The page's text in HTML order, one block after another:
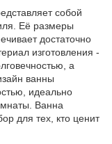
собой
Её размеры
достаточно
изготовления -
а
ванны
идеально
Ванна
для тех, кто ценит